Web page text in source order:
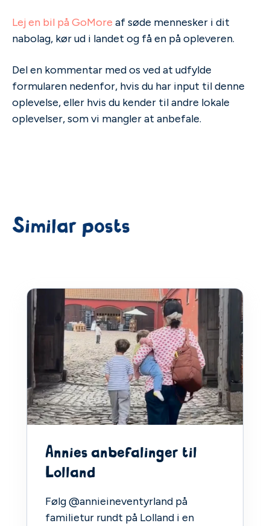
Lej en bil på GoMore af søde mennesker i dit
nabolag, kør ud i landet og få en på opleveren.
Del en kommentar med os ved at udfylde
formularen nedenfor, hvis du har input til denne
oplevelse, eller hvis du kender til andre lokale
oplevelser, som vi mangler at anbefale.
Similar posts
Annies anbefalinger til
Lolland
Følg @annieineventyrland på
familietur rundt på Lolland i en